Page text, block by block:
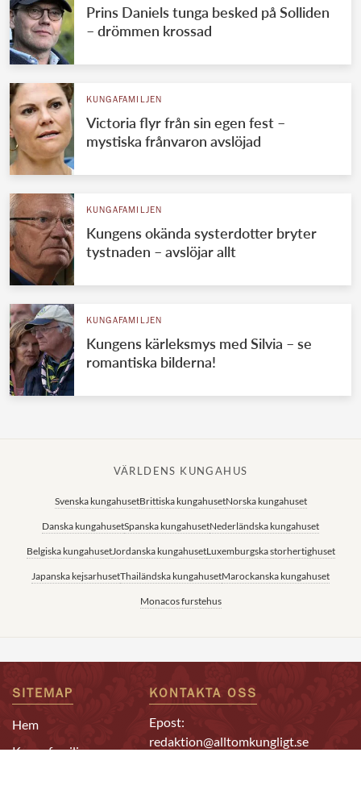
Prins Daniels tunga besked på Solliden
– drömmen krossad
KUNGAFAMILJEN
Victoria flyr från sin egen fest –
mystiska frånvaron avslöjad
KUNGAFAMILJEN
Kungens okända systerdotter bryter
tystnaden – avslöjar allt
KUNGAFAMILJEN
Kungens kärleksmys med Silvia – se
romantiska bilderna!
VÄRLDENS KUNGAHUS
Svenska kungahusetBrittiska kungahusetNorska kungahuset
Danska kungahusetSpanska kungahusetNederländska kungahuset
Belgiska kungahusetJordanska kungahusetLuxemburgska storhertighuset
Japanska kejsarhusetThailändska kungahusetMarockanska kungahuset
Monacos furstehus
SITEMAP
Hem
Kungafamiljen
KONTAKTA OSS
Epost:
redaktion@alltomkungligt.se